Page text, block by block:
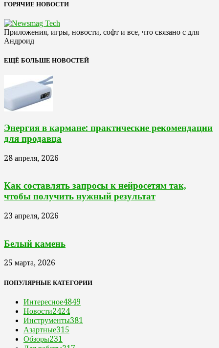
ГОРЯЧИЕ НОВОСТИ
Приложения, игры, новости, софт и все, что связано с для
Андроид
ЕЩЁ БОЛЬШЕ НОВОСТЕЙ
Энергия в кармане: практические рекомендации
для продавца
28 апреля, 2026
Как составлять запросы к нейросетям так,
чтобы получить нужный результат
23 апреля, 2026
Белый камень
25 марта, 2026
ПОПУЛЯРНЫЕ КАТЕГОРИИ
Интересное4849
Новости2424
Инструменты381
Азартные315
Обзоры231